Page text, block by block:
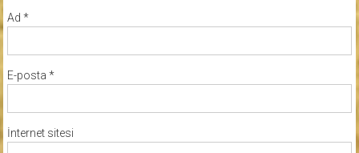
Ad *
E-posta *
İnternet sitesi